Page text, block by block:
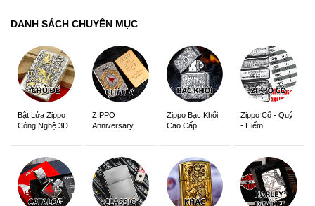
DANH SÁCH CHUYÊN MỤC
Bật Lửa Zippo
Công Nghệ 3D
ZIPPO
Anniversary
Zippo Bạc Khối
Cao Cấp
Zippo Cổ - Quý
- Hiếm